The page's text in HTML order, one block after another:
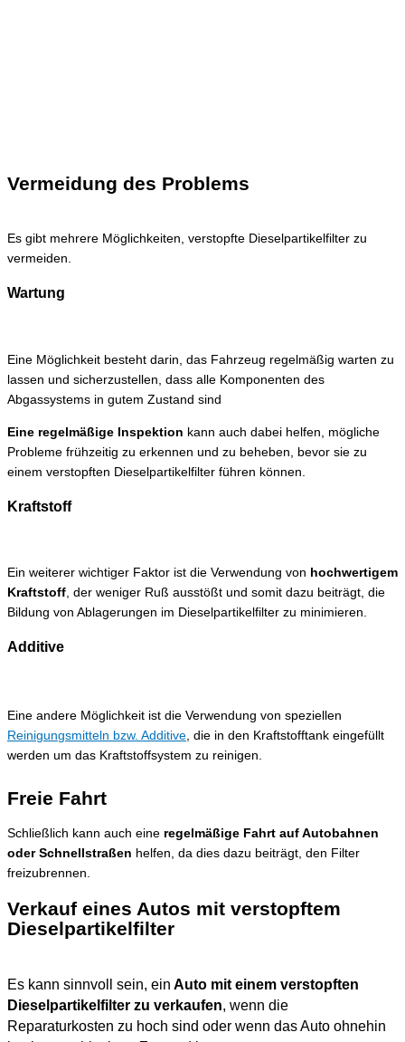
Vermeidung des Problems
Es gibt mehrere Möglichkeiten, verstopfte Dieselpartikelfilter zu
vermeiden.
Wartung
Eine Möglichkeit besteht darin, das Fahrzeug regelmäßig warten zu
lassen und sicherzustellen, dass alle Komponenten des
Abgassystems in gutem Zustand sind
Eine regelmäßige Inspektion kann auch dabei helfen, mögliche
Probleme frühzeitig zu erkennen und zu beheben, bevor sie zu
einem verstopften Dieselpartikelfilter führen können.
Kraftstoff
Ein weiterer wichtiger Faktor ist die Verwendung von hochwertigem
Kraftstoff, der weniger Ruß ausstößt und somit dazu beiträgt, die
Bildung von Ablagerungen im Dieselpartikelfilter zu minimieren.
Additive
Eine andere Möglichkeit ist die Verwendung von speziellen
Reinigungsmitteln bzw. Additive, die in den Kraftstofftank eingefüllt
werden um das Kraftstoffsystem zu reinigen.
Freie Fahrt
Schließlich kann auch eine regelmäßige Fahrt auf Autobahnen
oder Schnellstraßen helfen, da dies dazu beiträgt, den Filter
freizubrennen.
Verkauf eines Autos mit verstopftem
Dieselpartikelfilter
Es kann sinnvoll sein, ein Auto mit einem verstopften
Dieselpartikelfilter zu verkaufen, wenn die
Reparaturkosten zu hoch sind oder wenn das Auto ohnehin